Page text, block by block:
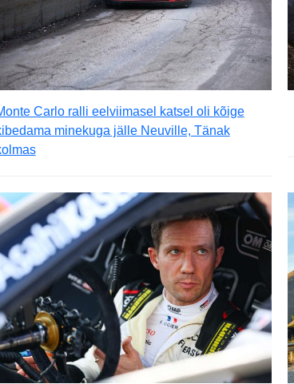
Carlo ralli eelviimasel katsel oli kõige
minekuga jälle Neuville, Tänak